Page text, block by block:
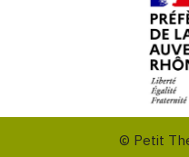
© Petit